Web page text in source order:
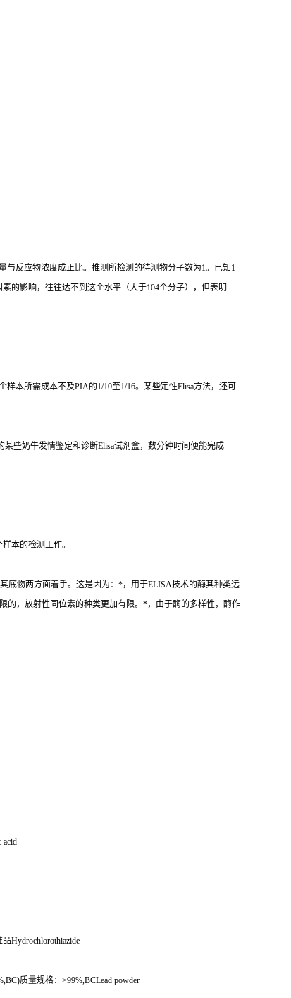
与反应物浓度成正比。推测所检测的待测物分子数为1。已知1
的影响，往往达不到这个水平（大于104个分子），但表明
样本所需成本不及PIA的1/10至1/16。某些定性Elisa方法，还可
某些奶牛发情鉴定和诊断Elisa试剂盒，数分钟时间便能完成一
样本的检测工作。
底物两方面着手。这是因为： *，用于ELISA技术的酶其种类远
的，放射性同位素的种类更加有限。 *，由于酶的多样性，酶作
acid
品Hydrochlorothiazide
质量规格： >99%,BCLead powder